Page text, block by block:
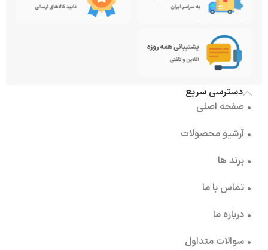
دسترسی سریع
• صفحه اصلی
• آرشیو محصولات
• برند ها
• تماس با ما
• درباره ما
• سوالات متداول